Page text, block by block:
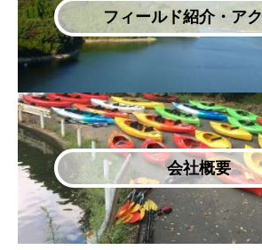
フィールド紹介・ア
会社概要